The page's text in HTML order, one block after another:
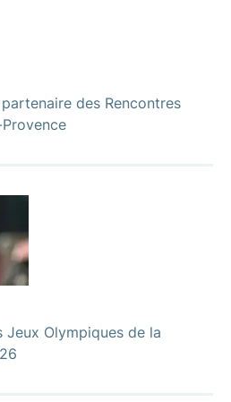
des Rencontres
Jeux Olympiques de la